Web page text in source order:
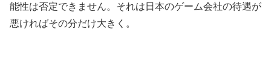
能性は否定できません。それは日本のゲーム会社の待遇が
悪ければその分だけ大きく。